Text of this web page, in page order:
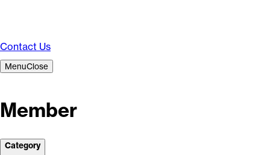
Contact Us
MenuClose
Member
Category